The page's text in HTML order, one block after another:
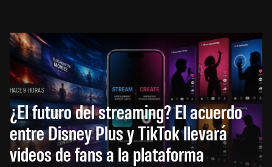
HACE 9 HORAS
¿El futuro del streaming? El acuerdo
entre Disney Plus y TikTok llevará
videos de fans a la plataforma